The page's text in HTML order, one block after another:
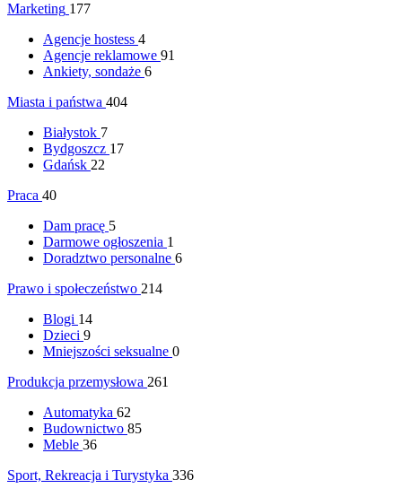
Marketing 177
Agencje hostess 4
Agencje reklamowe 91
Ankiety, sondaże 6
Miasta i państwa 404
Białystok 7
Bydgoszcz 17
Gdańsk 22
Praca 40
Dam pracę 5
Darmowe ogłoszenia 1
Doradztwo personalne 6
Prawo i społeczeństwo 214
Blogi 14
Dzieci 9
Mniejszości seksualne 0
Produkcja przemysłowa 261
Automatyka 62
Budownictwo 85
Meble 36
Sport, Rekreacja i Turystyka 336